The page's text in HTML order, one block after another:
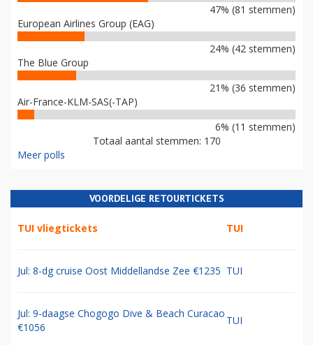
47% (81 stemmen)
European Airlines Group (EAG)
24% (42 stemmen)
The Blue Group
21% (36 stemmen)
Air-France-KLM-SAS(-TAP)
6% (11 stemmen)
Totaal aantal stemmen: 170
Meer polls
VOORDELIGE RETOURTICKETS
TUI vliegtickets TUI
Jul: 8-dg cruise Oost Middellandse Zee €1235 TUI
Jul: 9-daagse Chogogo Dive & Beach Curacao
€1056
TUI